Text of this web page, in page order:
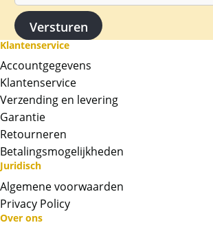
Klantenservice
Accountgegevens
Klantenservice
Verzending en levering
Garantie
Retourneren
Betalingsmogelijkheden
Juridisch
Algemene voorwaarden
Privacy Policy
Over ons